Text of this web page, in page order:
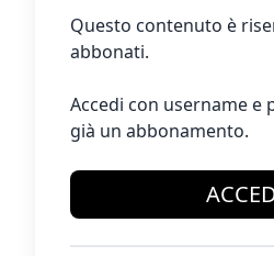
Questo contenuto è
abbonati.
Accedi con username e
già un abbonamento.